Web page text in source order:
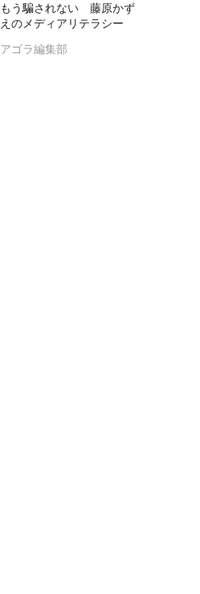
もう騙されない 藤原かず
えのメディアリテラシー
アゴラ編集部